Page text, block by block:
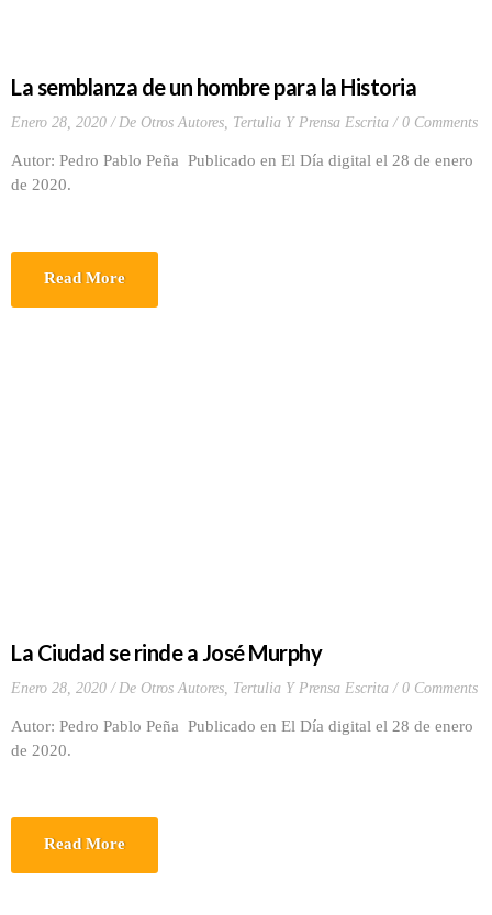
La semblanza de un hombre para la Historia
Enero 28, 2020 De Otros Autores, Tertulia Y Prensa Escrita 0 Comments
Autor: Pedro Pablo Peña Publicado en El Día digital el 28 de enero
de 2020.
Read More
La Ciudad se rinde a José Murphy
Enero 28, 2020 De Otros Autores, Tertulia Y Prensa Escrita 0 Comments
Autor: Pedro Pablo Peña Publicado en El Día digital el 28 de enero
de 2020.
Read More